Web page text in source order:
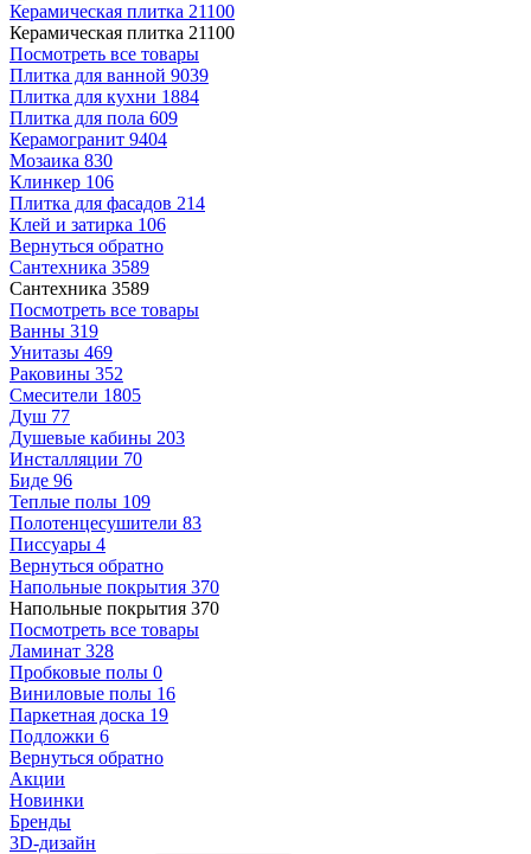
Керамическая плитка 21100
Керамическая плитка 21100
Посмотреть все товары
Плитка для ванной 9039
Плитка для кухни 1884
Плитка для пола 609
Керамогранит 9404
Мозаика 830
Клинкер 106
Плитка для фасадов 214
Клей и затирка 106
Вернуться обратно
Сантехника 3589
Сантехника 3589
Посмотреть все товары
Ванны 319
Унитазы 469
Раковины 352
Смесители 1805
Душ 77
Душевые кабины 203
Инсталляции 70
Биде 96
Теплые полы 109
Полотенцесушители 83
Писсуары 4
Вернуться обратно
Напольные покрытия 370
Напольные покрытия 370
Посмотреть все товары
Ламинат 328
Пробковые полы 0
Виниловые полы 16
Паркетная доска 19
Подложки 6
Вернуться обратно
Акции
Новинки
Бренды
3D-дизайн